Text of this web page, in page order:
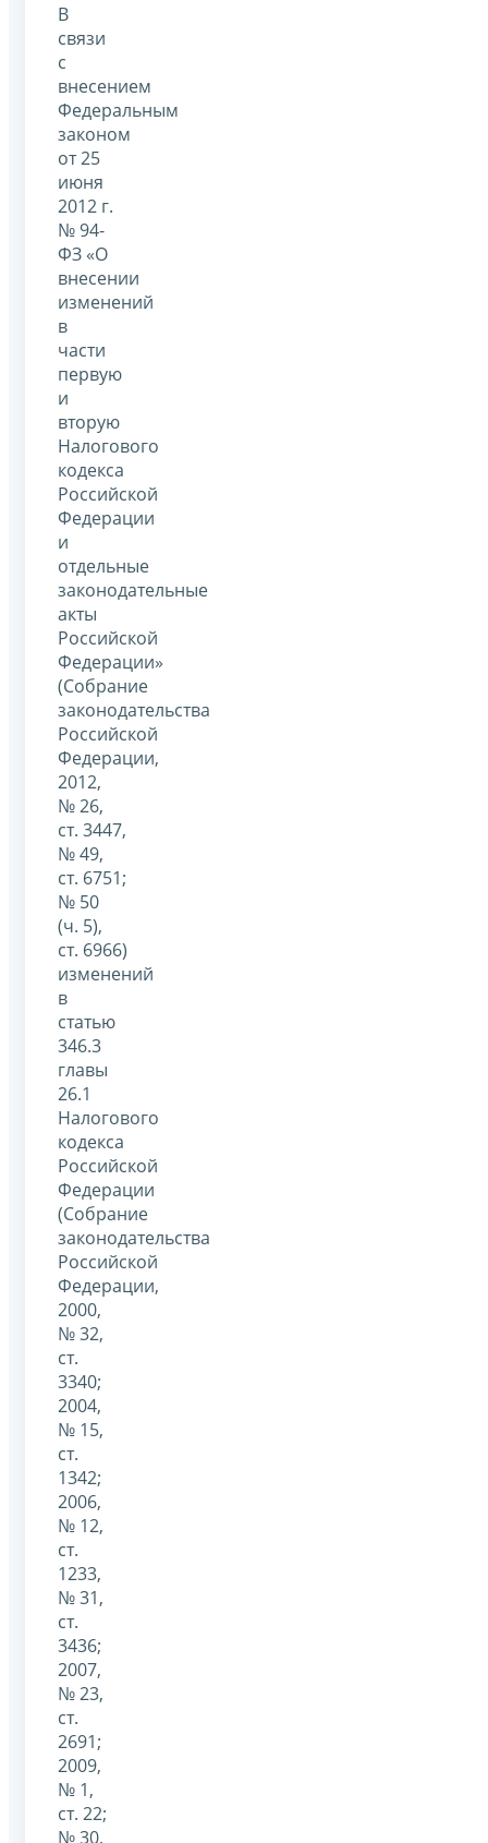
В
связи
с
внесением
Федеральным
законом
от 25
июня
2012 г.
№ 94-
ФЗ «О
внесении
изменений
в
части
первую
и
вторую
Налогового
кодекса
Российской
Федерации
и
отдельные
законодательные
акты
Российской
Федерации»
(Собрание
законодательства
Российской
Федерации,
2012,
№ 26,
ст. 3447,
№ 49,
ст. 6751;
№ 50
(ч. 5),
ст. 6966)
изменений
в
статью
346.3
главы
26.1
Налогового
кодекса
Российской
Федерации
(Собрание
законодательства
Российской
Федерации,
2000,
№ 32,
ст.
3340;
2004,
№ 15,
ст.
1342;
2006,
№ 12,
ст.
1233,
№ 31,
ст.
3436;
2007,
№ 23,
ст.
2691;
2009,
№ 1,
ст. 22;
№ 30,